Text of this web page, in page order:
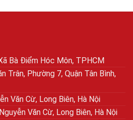
Bà Điểm Hóc Môn, TPHCM
Trân, Phường 7, Quận Tân Bình,
Văn Cừ, Long Biên, Hà Nội
Văn Cừ, Long Biên, Hà Nội